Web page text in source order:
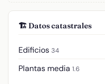
🏗️ Datos catastrales
Edificios 34
Plantas media 1.6